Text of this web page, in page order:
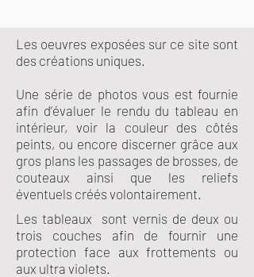
Les oeuvres exposées sur ce site sont
des créations uniques.
Une série de photos vous est fournie
afin d’évaluer le rendu du tableau en
intérieur, voir la couleur des côtés
peints, ou encore discerner grâce aux
gros plans les passages de brosses, de
couteaux ainsi que les reliefs
éventuels créés volontairement.
Les tableaux sont vernis de deux ou
trois couches afin de fournir une
protection face aux frottements ou
aux ultra violets.